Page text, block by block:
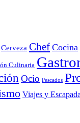
Cerveza Chef Cocina
Culinaria
Ocio Pescados
Viajes y